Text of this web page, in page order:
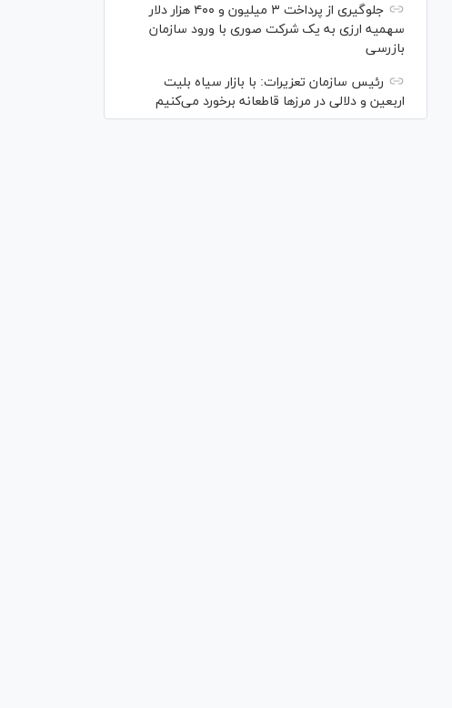
جلوگیری از پرداخت ۳ میلیون و ۴۰۰ هزار دلار
سهمیه ارزی به یک شرکت صوری با ورود سازمان
بازرسی
رئیس سازمان تعزیرات: با بازار سیاه بلیت
اربعین و دلالی در مرز‌ها قاطعانه برخورد می‌کنیم